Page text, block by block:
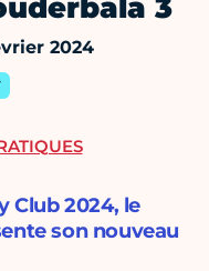
3
2024
Club 2024, le
son nouveau